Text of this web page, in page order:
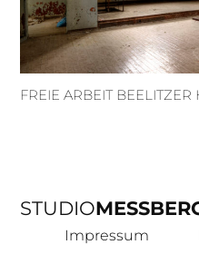
FREIE ARBEIT BEELITZER
STUDIO
Impressum